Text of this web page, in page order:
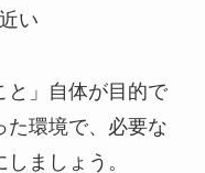
い
と」自体が目的で
た環境で、必要な
ましょう。